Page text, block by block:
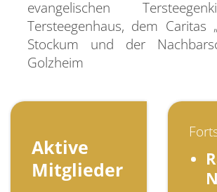
evangelischen
Tersteegenhaus, dem Caritas
Stockum und der
Golzheim
Aktive
Mitglieder